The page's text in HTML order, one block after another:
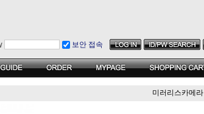
보안 접속
미러리스카메라